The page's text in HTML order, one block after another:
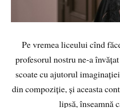
Pe vremea liceului cînd
profesorul nostru ne-a
scoate cu ajutorul
din compoziție, și aceasta
lipsă, înseamnă